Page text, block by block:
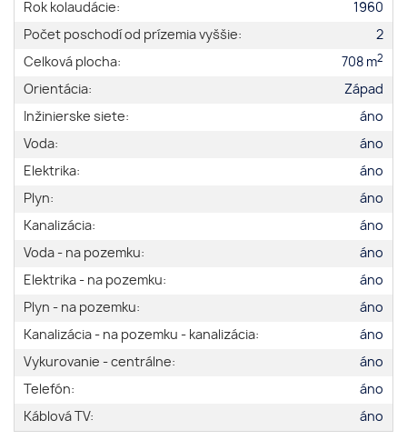
Rok kolaudácie:
1960
Počet poschodí od prízemia vyššie:
2
Celková plocha:
708 m2
Orientácia:
Západ
Inžinierske siete:
áno
Voda:
áno
Elektrika:
áno
Plyn:
áno
Kanalizácia:
áno
Voda - na pozemku:
áno
Elektrika - na pozemku:
áno
Plyn - na pozemku:
áno
Kanalizácia - na pozemku - kanalizácia:
áno
Vykurovanie - centrálne:
áno
Telefón:
áno
Káblová TV:
áno